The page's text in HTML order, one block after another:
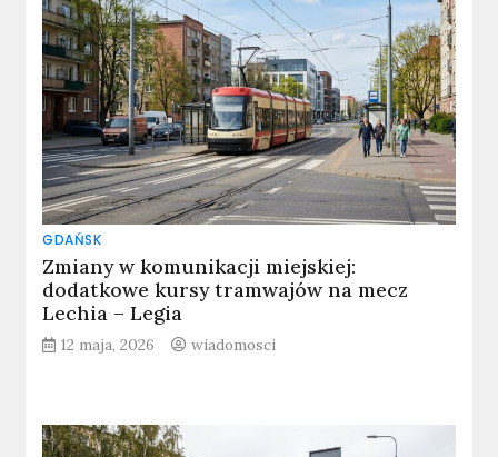
GDAŃSK
Zmiany w komunikacji miejskiej:
dodatkowe kursy tramwajów na mecz
Lechia – Legia
12 maja, 2026 wiadomosci